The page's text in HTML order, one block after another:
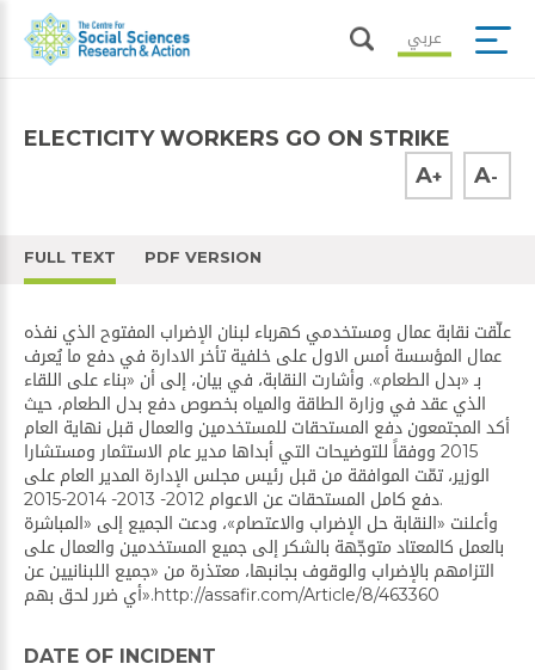
عربي
ELECTICITY WORKERS GO ON STRIKE
A+ A-
FULL TEXT PDF VERSION
علّقت نقابة عمال ومستخدمي كهرباء لبنان الإضراب المفتوح الذي نفذه
عمال المؤسسة أمس الاول على خلفية تأخر الادارة في دفع ما يُعرف
بـ «بدل الطعام». وأشارت النقابة، في بيان، إلى أن «بناء على اللقاء
الذي عقد في وزارة الطاقة والمياه بخصوص دفع بدل الطعام، حيث
أكد المجتمعون دفع المستحقات للمستخدمين والعمال قبل نهاية العام
2015 ووفقاً للتوضيحات التي أبداها مدير عام الاستثمار ومستشارا
الوزير، تمّت الموافقة من قبل رئيس مجلس الإدارة المدير العام على
دفع كامل المستحقات عن الاعوام 2012- 2013- 2014-2015.
وأعلنت «النقابة حل الإضراب والاعتصام»، ودعت الجميع إلى «المباشرة
بالعمل كالمعتاد متوجّهة بالشكر إلى جميع المستخدمين والعمال على
التزامهم بالإضراب والوقوف بجانبها، معتذرة من «جميع اللبنانيين عن
أي ضرر لحق بهم».http://assafir.com/Article/8/463360
DATE OF INCIDENT